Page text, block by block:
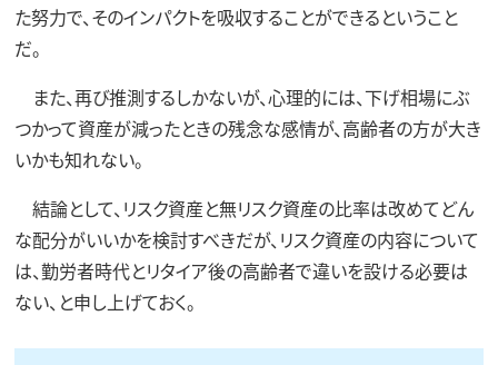
た努力で、そのインパクトを吸収することができるということ
だ。
また、再び推測するしかないが、心理的には、下げ相場にぶ
つかって資産が減ったときの残念な感情が、高齢者の方が大き
いかも知れない。
結論として、リスク資産と無リスク資産の比率は改めてどん
な配分がいいかを検討すべきだが、リスク資産の内容について
は、勤労者時代とリタイア後の高齢者で違いを設ける必要は
ない、と申し上げておく。